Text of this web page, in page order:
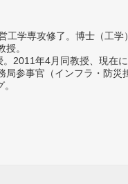
学専攻修了。博士（工学
。
2011年4月同教授、現在に
参事官（インフラ・防災